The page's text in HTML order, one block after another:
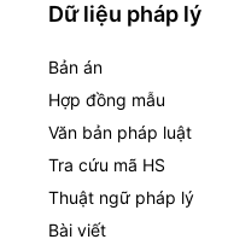
Dữ liệu pháp lý
Bản án
Hợp đồng mẫu
Văn bản pháp luật
Tra cứu mã HS
Thuật ngữ pháp lý
Bài viết